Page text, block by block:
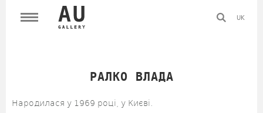
UK
РАЛКО ВЛАДА
Народилася у 1969 році, у Києві.